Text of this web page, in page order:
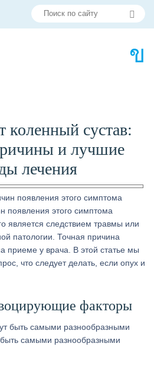
коленный сустав:
и лучшие
лечения
появления этого симптома
является следствием травмы или
патологии. Точная причина
приеме у врача. В этой статье мы
что следует делать, если опух и
факторы
самыми разнообразными